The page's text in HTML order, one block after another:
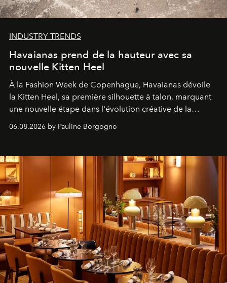
INDUSTRY TRENDS
Havaianas prend de la hauteur avec sa
nouvelle Kitten Heel
À la Fashion Week de Copenhague, Havaianas dévoile
la Kitten Heel, sa première silhouette à talon, marquant
une nouvelle étape dans l'évolution créative de la
06.08.2026 by Pauline Borgogno